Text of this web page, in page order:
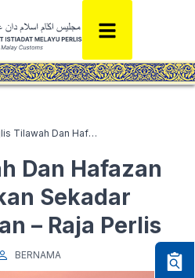
Majlis Tilawah Dan Hafazan Al-Quran Bukan Sekadar Acara Tahunan – Raja Perlis
Dan Hafazan
Sekadar
– Raja Perlis
BERNAMA